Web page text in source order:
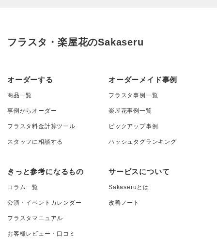
フラスタ・楽屋花のSakaseru
オーダーする
商品一覧
事例からオーダー
フラスタ料金計算ツール
スタッフに相談する
オーダーメイド事例
フラスタ事例一覧
楽屋花事例一覧
ピックアップ事例
ハッシュタグランキング
きっと参考になるもの
コラム一覧
公演・イベントカレンダー
フラスタマニュアル
お客様レビュー・口コミ
サービスについて
Sakaseruとは
改善ノート